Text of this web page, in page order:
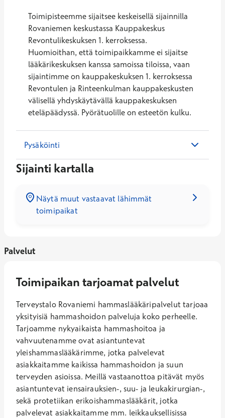
Toimipisteemme sijaitsee keskeisellä sijainnilla
Rovaniemen keskustassa Kauppakeskus
Revontulikeskuksen 1. kerroksessa.
Huomioithan, että toimipaikkamme ei sijaitse
lääkärikeskuksen kanssa samoissa tiloissa, vaan
sijaintimme on kauppakeskuksen 1. kerroksessa
Revontulen ja Rinteenkulman kauppakeskusten
välisellä yhdyskäytävällä kauppakeskuksen
eteläpäädyssä. Pyörätuolille on esteetön kulku.
Pysäköinti
Sijainti kartalla
Näytä muut vastaavat lähimmät
toimipaikat
Palvelut
Toimipaikan tarjoamat palvelut
Terveystalo Rovaniemi hammaslääkäripalvelut tarjoaa
yksityisiä hammashoidon palveluja koko perheelle.
Tarjoamme nykyaikaista hammashoitoa ja
vahvuutenamme ovat asiantuntevat
yleishammaslääkärimme, jotka palvelevat
asiakkaitamme kaikissa hammashoidon ja suun
terveyden asioissa. Meillä vastaanottoa pitävät myös
asiantuntevat iensairauksien-, suu- ja leukakirurgian-,
sekä protetiikan erikoishammaslääkärit, jotka
palvelevat asiakkaitamme mm. leikkauksellisissa